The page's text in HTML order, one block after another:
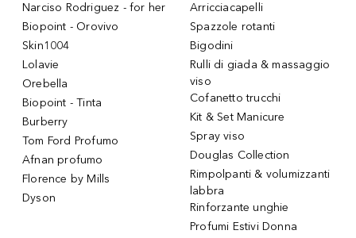
Narciso Rodriguez - for her
Biopoint - Orovivo
Skin1004
Lolavie
Orebella
Biopoint - Tinta
Burberry
Tom Ford Profumo
Afnan profumo
Florence by Mills
Dyson
Arricciacapelli
Spazzole rotanti
Bigodini
Rulli di giada & massaggio
viso
Cofanetto trucchi
Kit & Set Manicure
Spray viso
Douglas Collection
Rimpolpanti & volumizzanti
labbra
Rinforzante unghie
Profumi Estivi Donna